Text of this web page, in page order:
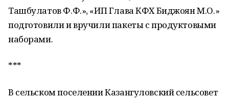
Ташбулатов Ф.Ф.», «ИП Глава КФХ Биджоян М.О.»
подготовили и вручили пакеты с продуктовыми
наборами.
***
В сельском поселении Казангуловский сельсовет